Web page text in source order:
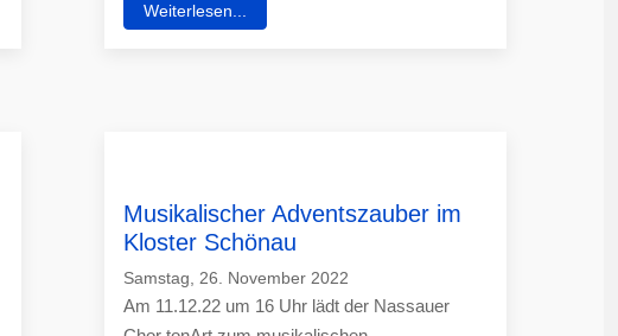
Weiterlesen...
Musikalischer Adventszauber im
Kloster Schönau
Samstag, 26. November 2022
Am 11.12.22 um 16 Uhr lädt der Nassauer